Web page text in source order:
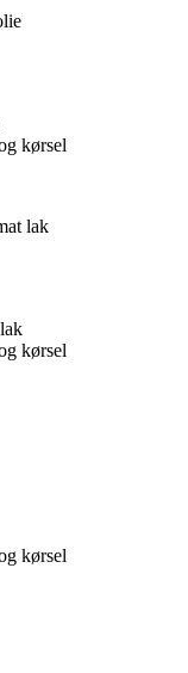
kørsel
lak
kørsel
kørsel